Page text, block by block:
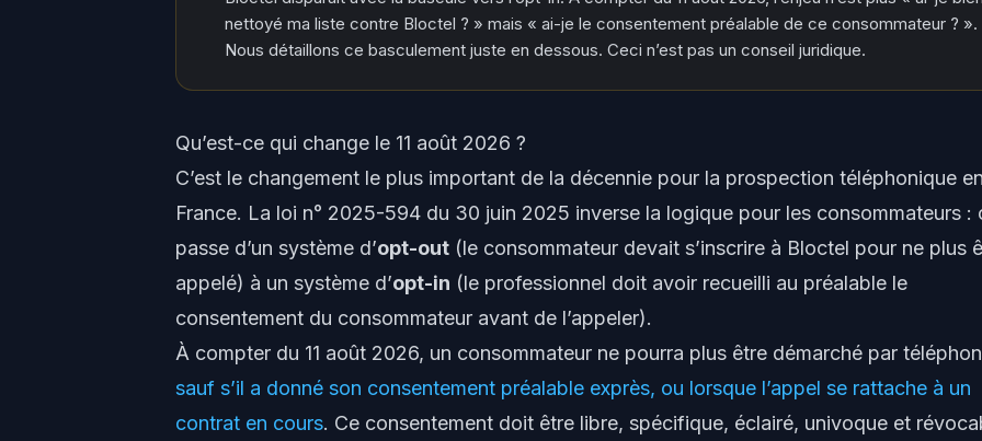
nettoyé ma liste contre Bloctel ? » mais « ai-je le consentement préalable de ce consommateur ? ».
Nous détaillons ce basculement juste en dessous. Ceci n’est pas un conseil juridique.
Qu’est-ce qui change le 11 août 2026 ?
C’est le changement le plus important de la décennie pour la prospection téléphonique
France. La loi n° 2025-594 du 30 juin 2025 inverse la logique pour les consommateurs :
passe d’un système d’opt-out (le consommateur devait s’inscrire à Bloctel pour ne plus
appelé) à un système d’opt-in (le professionnel doit avoir recueilli au préalable le
consentement du consommateur avant de l’appeler).
À compter du 11 août 2026, un consommateur ne pourra plus être démarché par
sauf s’il a donné son consentement préalable exprès, ou lorsque l’appel se rattache à un
contrat en cours. Ce consentement doit être libre, spécifique, éclairé, univoque et